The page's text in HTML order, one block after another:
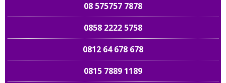
08 575757 7878
0858 2222 5758
0812 64 678 678
0815 7889 1189